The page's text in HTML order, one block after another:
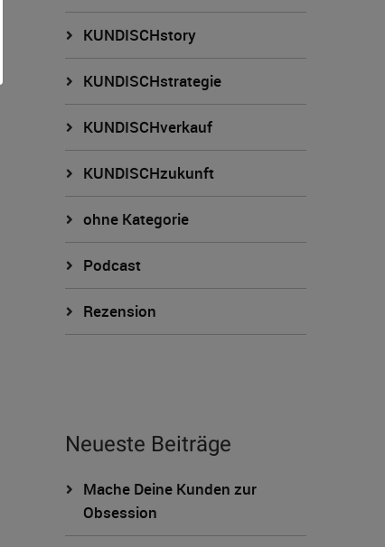
KUNDISCHstory
KUNDISCHstrategie
KUNDISCHverkauf
KUNDISCHzukunft
ohne Kategorie
Podcast
Rezension
Neueste Beiträge
Mache Deine Kunden zur
Obsession